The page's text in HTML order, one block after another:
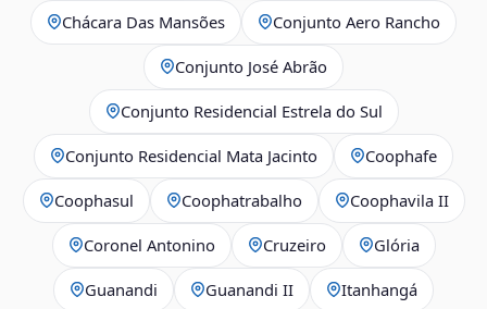
Chácara Das Mansões Conjunto Aero Rancho
Conjunto José Abrão
Conjunto Residencial Estrela do Sul
Conjunto Residencial Mata Jacinto Coophafe
Coophasul Coophatrabalho Coophavila II
Coronel Antonino Cruzeiro Glória
Guanandi Guanandi II Itanhangá